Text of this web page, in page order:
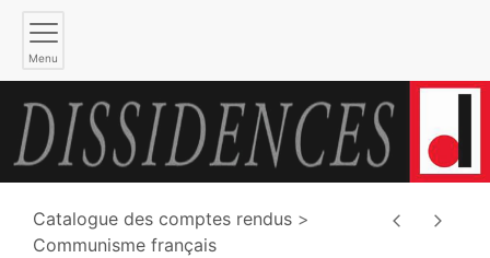
Menu
Catalogue des comptes rendus
Communisme français